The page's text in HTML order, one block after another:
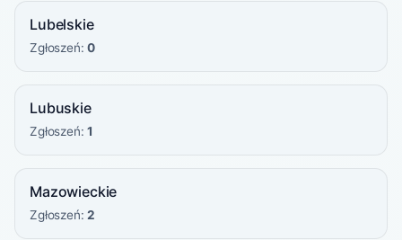
Lubelskie
Zgłoszeń:0
Lubuskie
Zgłoszeń:1
Mazowieckie
Zgłoszeń:2